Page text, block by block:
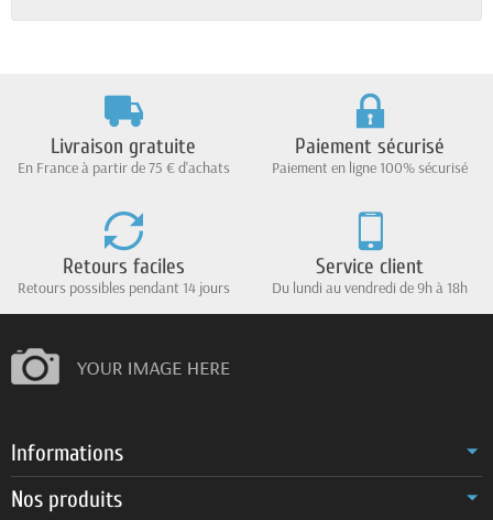
Livraison gratuite
En France à partir de 75 € d'achats
Paiement sécurisé
Paiement en ligne 100% sécurisé
Retours faciles
Retours possibles pendant 14 jours
Service client
Du lundi au vendredi de 9h à 18h
Informations
Nos produits